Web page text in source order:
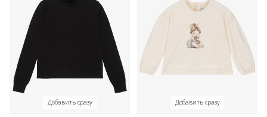
Добавить сразу Добавить сразу